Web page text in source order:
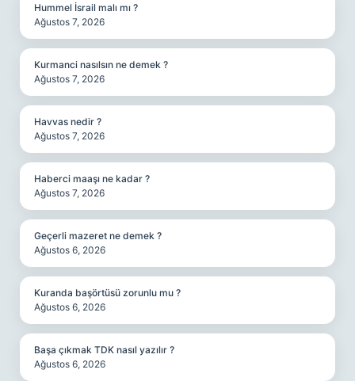
Hummel İsrail malı mı ?
Ağustos 7, 2026
Kurmanci nasılsın ne demek ?
Ağustos 7, 2026
Havvas nedir ?
Ağustos 7, 2026
Haberci maaşı ne kadar ?
Ağustos 7, 2026
Geçerli mazeret ne demek ?
Ağustos 6, 2026
Kuranda başörtüsü zorunlu mu ?
Ağustos 6, 2026
Başa çıkmak TDK nasıl yazılır ?
Ağustos 6, 2026